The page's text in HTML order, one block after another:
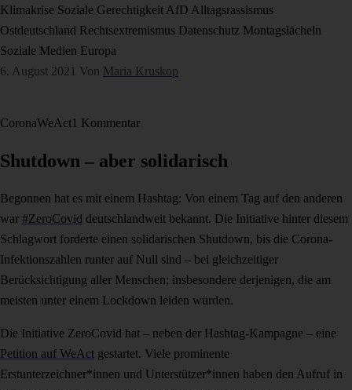
Klimakrise Soziale Gerechtigkeit AfD Alltagsrassismus
Ostdeutschland Rechtsextremismus Datenschutz Montagslächeln
Soziale Medien Europa
6. August 2021 Von Maria Kruskop
CoronaWeAct1 Kommentar
Shutdown – aber solidarisch
Begonnen hat es mit einem Hashtag: Von einem Tag auf den anderen
war #ZeroCovid deutschlandweit bekannt. Die Initiative hinter diesem
Schlagwort forderte einen solidarischen Shutdown, bis die Corona-
Infektionszahlen runter auf Null sind – bei gleichzeitiger
Berücksichtigung aller Menschen; insbesondere derjenigen, die am
meisten unter einem Lockdown leiden würden.
Die Initiative ZeroCovid hat – neben der Hashtag-Kampagne – eine
Petition auf WeAct gestartet. Viele prominente
Erstunterzeichner*innen und Unterstützer*innen haben den Aufruf in